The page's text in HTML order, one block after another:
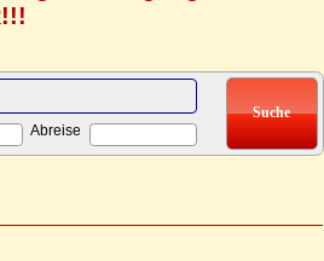
Abreise